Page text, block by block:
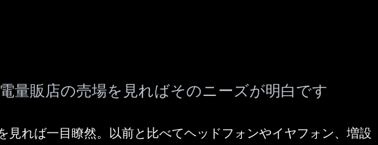
量販店の売場を見ればそのニーズが明白です
れば一目瞭然。以前と比べてヘッドフォンやイヤフォン、増設